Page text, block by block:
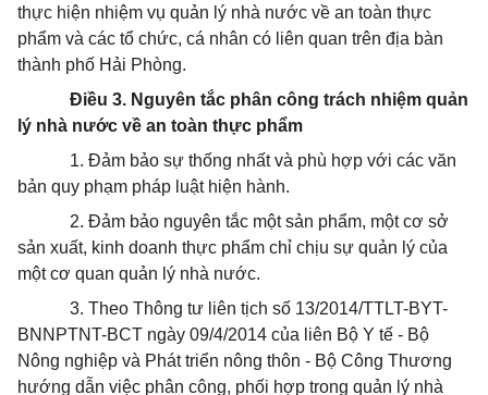
thực hiện nhiệm vụ quản lý nhà nước về an toàn thực
phẩm và các tổ chức, cá nhân có liên quan trên địa bàn
thành phố Hải Phòng.
Điều 3. Nguyên tắc phân công trách nhiệm quản
lý nhà nước về an toàn thực phẩm
1. Đảm bảo sự thống nhất và phù hợp với các văn
bản quy phạm pháp luật hiện hành.
2. Đảm bảo nguyên tắc một sản phẩm, một cơ sở
sản xuất, kinh doanh thực phẩm chỉ chịu sự quản lý của
một cơ quan quản lý nhà nước.
3. Theo Thông tư liên tịch số 13/2014/TTLT-BYT-
BNNPTNT-BCT ngày 09/4/2014 của liên Bộ Y tế - Bộ
Nông nghiệp và Phát triển nông thôn - Bộ Công Thương
hướng dẫn việc phân công, phối hợp trong quản lý nhà